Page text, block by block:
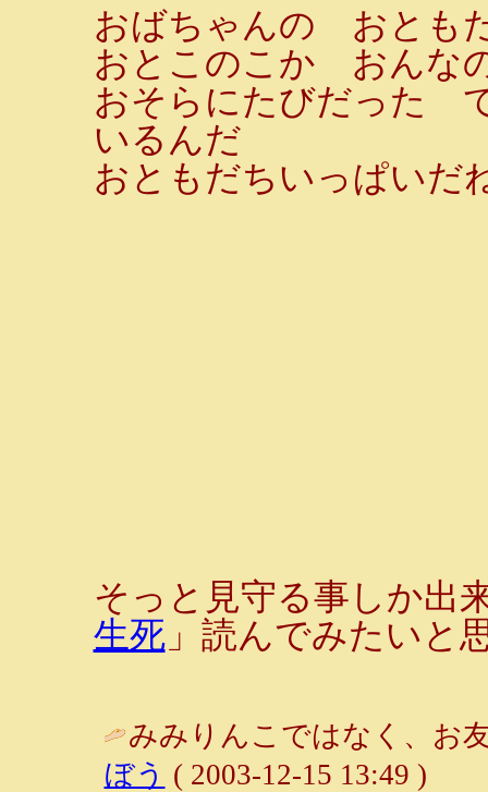
おばちゃんの おとも
おとこのこか おんな
おそらにたびだった
いるんだ
おともだちいっぱいだ
そっと見守る事しか出
生死」読んでみたいと
みみりんこではなく、お
ぼう ( 2003-12-15 13:49 )